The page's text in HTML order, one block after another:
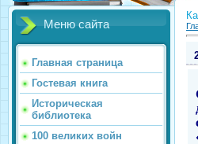
Меню сайта
Главная страница
Гостевая книга
Историческая
библиотека
100 великих войн